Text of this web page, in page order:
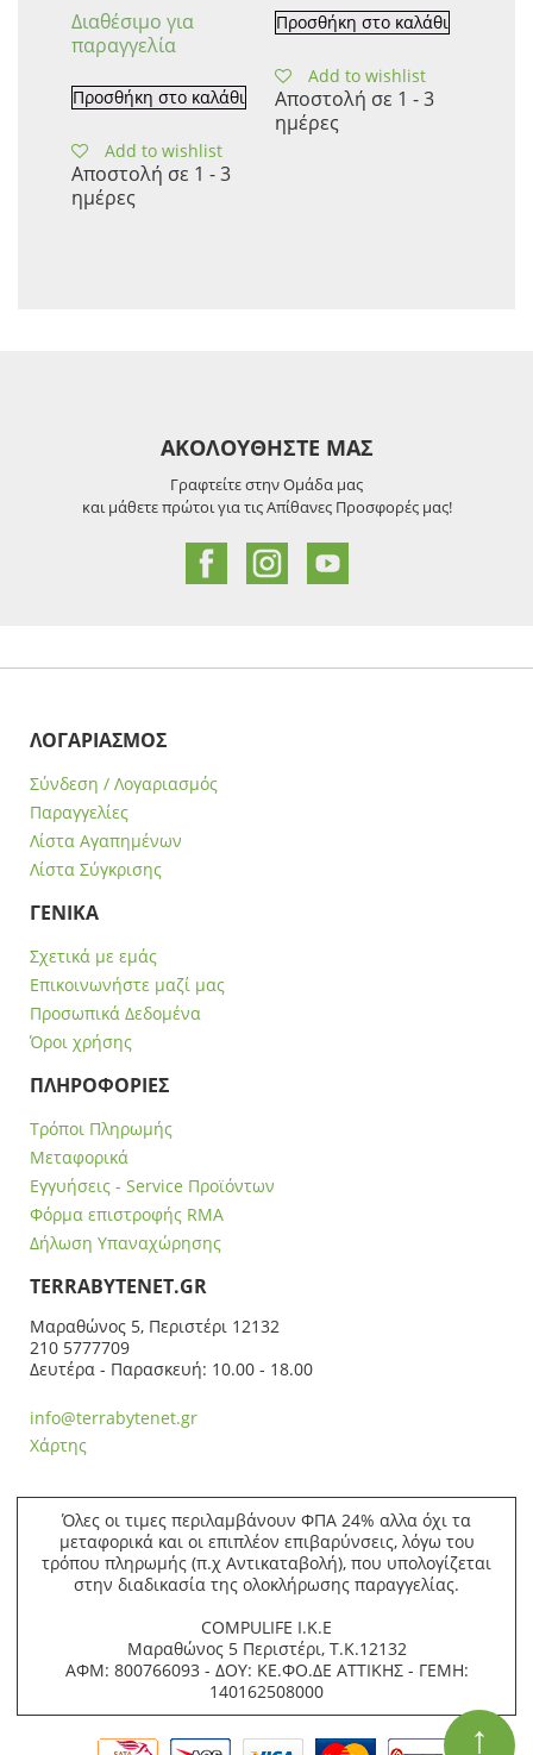
Διαθέσιμο για
παραγγελία
Προσθήκη στο καλάθι
Add to wishlist
Αποστολή σε 1 - 3
ημέρες
Προσθήκη στο καλάθι
Add to wishlist
Αποστολή σε 1 - 3
ημέρες
ΑΚΟΛΟΥΘΗΣΤΕ ΜΑΣ
Γραφτείτε στην Ομάδα μας
και μάθετε πρώτοι για τις Απίθανες Προσφορές μας!
ΛΟΓΑΡΙΑΣΜΟΣ
Σύνδεση / Λογαριασμός
Παραγγελίες
Λίστα Αγαπημένων
Λίστα Σύγκρισης
ΓΕΝΙΚΑ
Σχετικά με εμάς
Επικοινωνήστε μαζί μας
Προσωπικά Δεδομένα
Όροι χρήσης
ΠΛΗΡΟΦΟΡΙΕΣ
Τρόποι Πληρωμής
Μεταφορικά
Εγγυήσεις - Service Προϊόντων
Φόρμα επιστροφής RMA
Δήλωση Υπαναχώρησης
ΤERRABYTENET.GR
Μαραθώνος 5, Περιστέρι 12132
210 5777709
Δευτέρα - Παρασκευή: 10.00 - 18.00
info@terrabytenet.gr
Χάρτης
Όλες οι τιμες περιλαμβάνουν ΦΠΑ 24% αλλα όχι τα
μεταφορικά και οι επιπλέον επιβαρύνσεις, λόγω του
τρόπου πληρωμής (π.χ Αντικαταβολή), που υπολογίζεται
στην διαδικασία της ολοκλήρωσης παραγγελίας.
COMPULIFE Ι.Κ.Ε
Μαραθώνος 5 Περιστέρι, Τ.Κ.12132
ΑΦΜ: 800766093 - ΔΟΥ: ΚΕ.ΦΟ.ΔΕ ΑΤΤΙΚΗΣ - ΓΕΜΗ:
140162508000
↑